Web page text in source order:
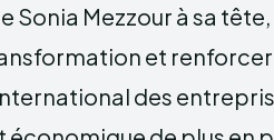
Sonia Mezzour à sa tête,
et renforcer
des